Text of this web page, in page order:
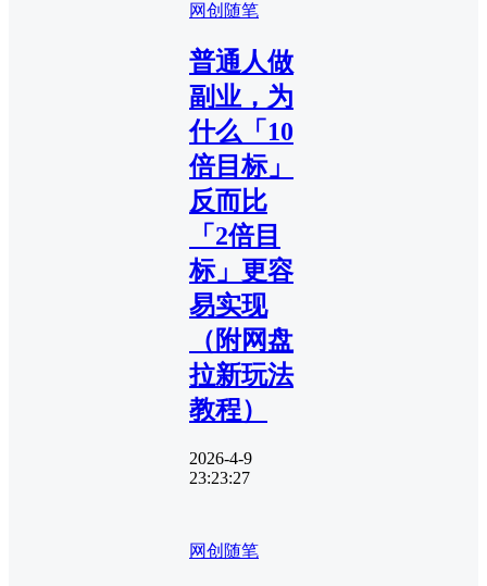
网创随笔
普通人做
副业，为
什么「10
倍目标」
反而比
「2倍目
标」更容
易实现
（附网盘
拉新玩法
教程）
2026-4-9
23:23:27
网创随笔